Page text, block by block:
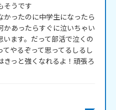
そうです
ったのに中学生になったら
かあったらすぐに泣いちゃい
ます。だって部活で泣くの
やるぞって思ってるしるし
きっと強くなれるよ！頑張ろ